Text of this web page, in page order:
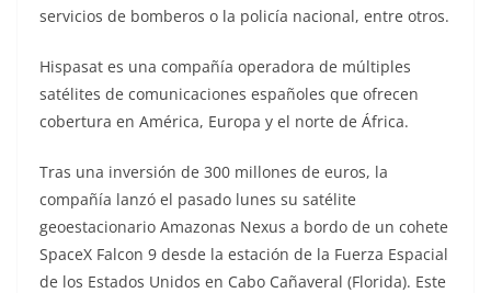
servicios de bomberos o la policía nacional, entre otros.
Hispasat es una compañía operadora de múltiples
satélites de comunicaciones españoles que ofrecen
cobertura en América, Europa y el norte de África.
Tras una inversión de 300 millones de euros, la
compañía lanzó el pasado lunes su satélite
geoestacionario Amazonas Nexus a bordo de un cohete
SpaceX Falcon 9 desde la estación de la Fuerza Espacial
de los Estados Unidos en Cabo Cañaveral (Florida). Este